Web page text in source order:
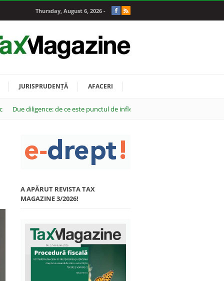
Thursday, August 6, 2026 -
JURISPRUDENȚĂ AFACERI
Due diligence: de ce este punctul de inflexiune al oricărei tranzacții M&A
A APĂRUT REVISTA TAX
MAGAZINE 3/2026!